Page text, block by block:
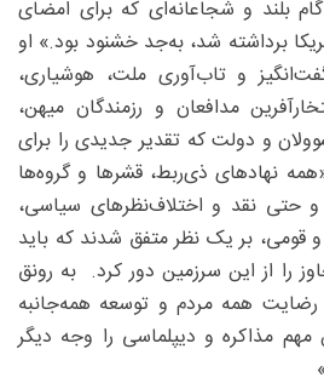
بلند و شجاعانه‌ای که برای امضای
برداشته شد، به‌جد خشنود بود.» او
و تاب‌آوری ملت، هوشیاری،
مدافعان و رزمندگان میهن،
و دولت که تقدیر جدیدی را برای
نهادهای ذی‌ربط، قشرها و گروه‌ها
حتی نقد و اختلاف‌نظرهای سیاسی،
قومی، بر یک نظر متفق شدند که باید
را از این سرزمین دور کرد. به رونق
رضایت همه مردم و توسعه همه‌جانبه
مهم مذاکره و دیپلماسی را وجه دیگر